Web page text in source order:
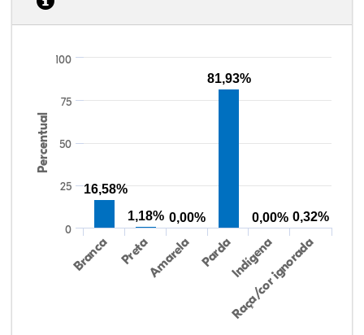
Percentual
Branca PretaAmarela PardaIndígena
Raça/cor ignorada
0
100
25
50
75
16,58%
1,18% 0,00%
81,93%
0,00% 0,32%
10,68%
2,32%
0,28%
77,25%
0,32%
9,15%
33,06%
7,95%
0,46%
55,81%
1,22%
1,50%